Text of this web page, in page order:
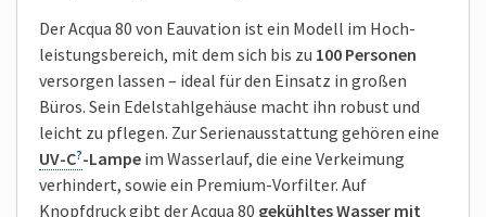
Der Acqua 80 von Eauvation ist ein Modell im Hoch­
leistungsbereich, mit dem sich bis zu 100 Personen
versorgen lassen – ideal für den Einsatz in großen
Büros. Sein Edelstahl­gehäuse macht ihn robust und
leicht zu pflegen. Zur Serienausstattung gehören eine
UV-C -Lampe im Wasserlauf, die eine Verkeimung
verhindert, sowie ein Premium-Vorfilter. Auf
Knopfdruck gibt der Acqua 80 gekühltes Wasser mit